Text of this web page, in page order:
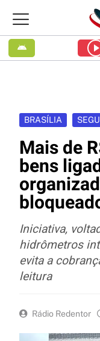
BRASÍLIA
Mais de
bens
Iniciativa,
hidrômetros
evita a
leitura
Rádio Redentor